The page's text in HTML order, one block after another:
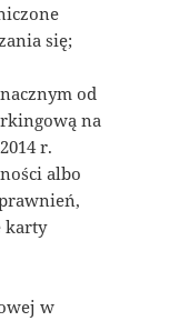
się;
od
na
r.
albo
karty
w